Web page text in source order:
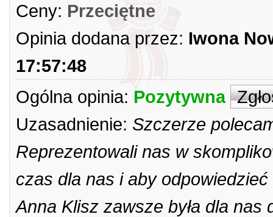
Ceny: Przeciętne
Opinia dodana przez: Iwona
17:57:48
Ogólna opinia: Pozytywna
Uzasadnienie: Szczerze
Reprezentowali nas w
czas dla nas i aby
Anna Klisz zawsze była dla nas